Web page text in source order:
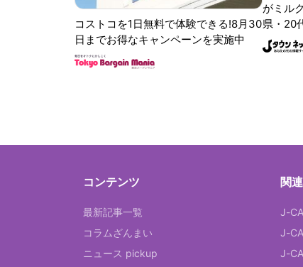
コストコを1日無料で体験できる!8月30
日までお得なキャンペーンを実施中
がミル
県・20
コンテンツ
最新記事一覧
コラムざんまい
ニュース pickup
関
J-
J-
J-